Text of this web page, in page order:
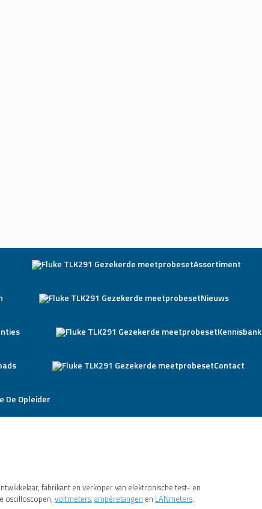
Assortiment
Nieuws
Kennisbank
Contact
De Opleider
fabrikant en verkoper van elektronische test- en
oscilloscopen, voltmeters, ampèretangen en LANmeters.